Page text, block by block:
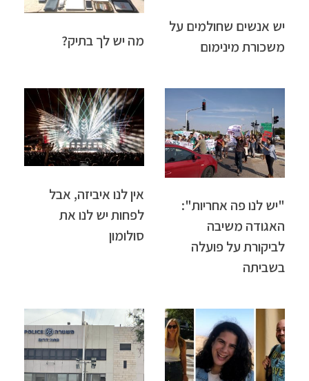
יש אנשים שחולמים על
משכורת מינימום
מה יש לך בתיק?
"יש לנו פה אחריות":
האגודה משיבה
לביקורת על פועלה
בשביתה
אין לנו איביזה, אבל
לפחות יש לנו את
סולומון